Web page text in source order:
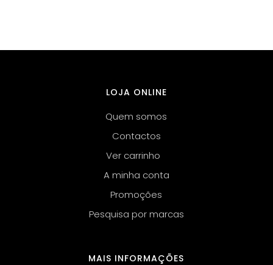
LOJA ONLINE
Quem somos
Contactos
Ver carrinho
A minha conta
Promoções
Pesquisa por marcas
MAIS INFORMAÇÕES